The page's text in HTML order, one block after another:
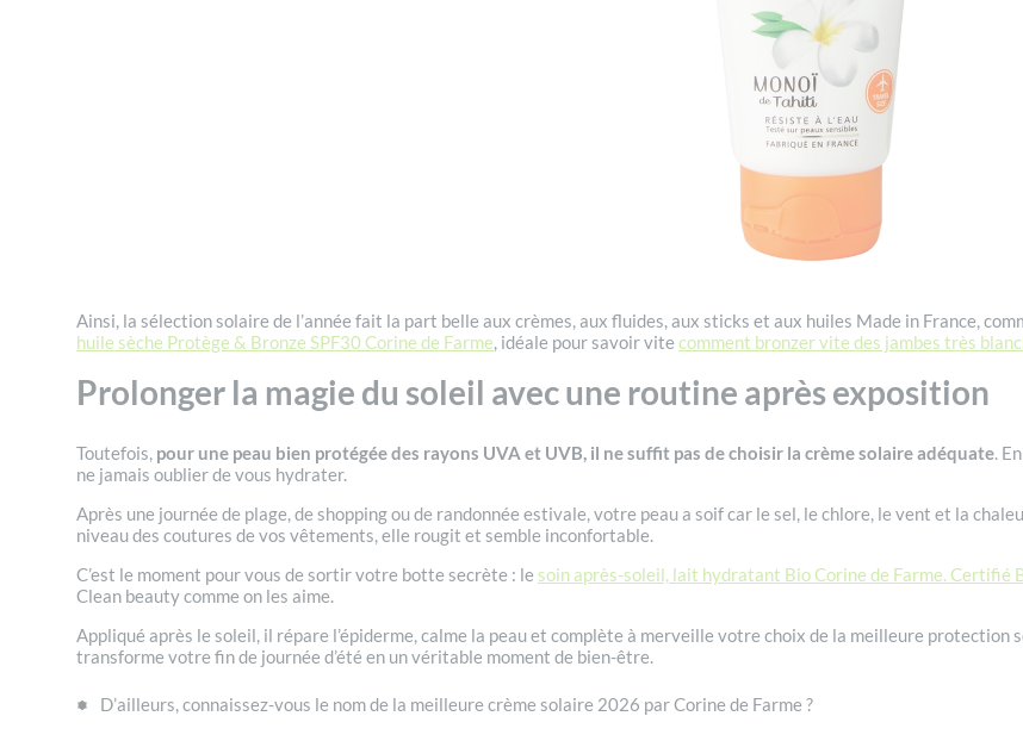
Ainsi, la sélection solaire de l’année fait la part belle aux crèmes, aux fluides, aux sticks et aux huiles Made in France,
huile sèche Protège & Bronze SPF30 Corine de Farme, idéale pour savoir vite comment bronzer vite des jambes très
Prolonger la magie du soleil avec une routine après exposition
Toutefois, pour une peau bien protégée des rayons UVA et UVB, il ne suffit pas de choisir la crème solaire adéquate.
ne jamais oublier de vous hydrater.
Après une journée de plage, de shopping ou de randonnée estivale, votre peau a soif car le sel, le chlore, le vent et la
niveau des coutures de vos vêtements, elle rougit et semble inconfortable.
C’est le moment pour vous de sortir votre botte secrète : le soin après-soleil, lait hydratant Bio Corine de Farme. Certifié
Clean beauty comme on les aime.
Appliqué après le soleil, il répare l’épiderme, calme la peau et complète à merveille votre choix de la meilleure
transforme votre fin de journée d’été en un véritable moment de bien-être.
D’ailleurs, connaissez-vous le nom de la meilleure crème solaire 2026 par Corine de Farme ?